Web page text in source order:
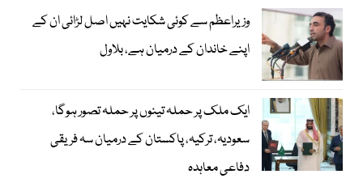
وزیراعظم سے کوئی شکایت نہیں اصل لڑائی ان کے
اپنے خاندان کے درمیان ہے، بلاول
ایک ملک پر حملہ تینوں پر حملہ تصور ہوگا،
سعودیہ، ترکیہ، پاکستان کے درمیان سہ فریقی
دفاعی معاہدہ